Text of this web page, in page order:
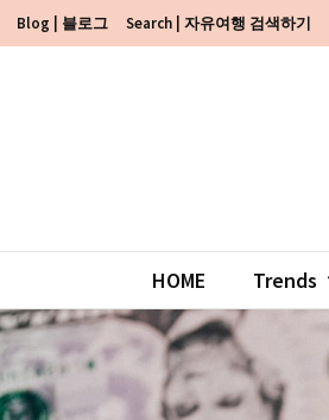
Blog | 블로그 Search | 자유여행 검색하기
HOME Trends